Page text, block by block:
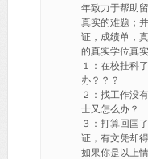
年致力于帮助
真实的难题；
证，成绩单，
的真实学位真实
１：在校挂科
办？？？
２：找工作没
士又怎么办？
３：打算回国
证，有文凭却
如果你是以上